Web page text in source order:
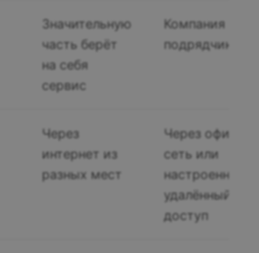
Значительную
часть берёт
на себя
сервис
Компания или
подрядчик
Через
интернет из
разных мест
Через
сеть или
настроенный
удалённый
доступ